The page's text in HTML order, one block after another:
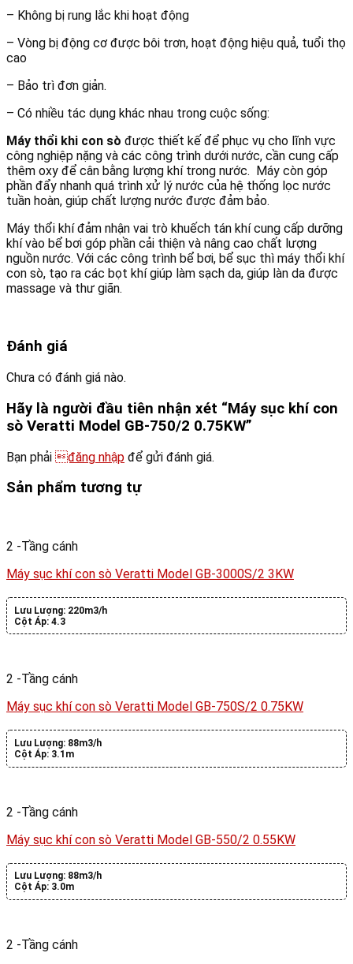
– Không bị rung lắc khi hoạt động
– Vòng bị động cơ được bôi trơn, hoạt động hiệu quả, tuổi thọ
cao
– Bảo trì đơn giản.
– Có nhiều tác dụng khác nhau trong cuộc sống:
Máy thổi khi con sò được thiết kế để phục vụ cho lĩnh vực
công nghiệp nặng và các công trình dưới nước, cần cung cấp
thêm oxy để cân bằng lượng khí trong nước. Máy còn góp
phần đẩy nhanh quá trình xử lý nước của hệ thống lọc nước
tuần hoàn, giúp chất lượng nước được đảm bảo.
Máy thổi khí đảm nhận vai trò khuếch tán khí cung cấp dưỡng
khí vào bể bơi góp phần cải thiện và nâng cao chất lượng
nguồn nước. Với các công trình bể bơi, bể sục thì máy thổi khí
con sò, tạo ra các bọt khí giúp làm sạch da, giúp làn da được
massage và thư giãn.
Đánh giá
Chưa có đánh giá nào.
Hãy là người đầu tiên nhận xét “Máy sục khí con
sò Veratti Model GB-750/2 0.75KW”
Bạn phải đăng nhập để gửi đánh giá.
Sản phẩm tương tự
2 -Tầng cánh
Máy sục khí con sò Veratti Model GB-3000S/2 3KW
Lưu Lượng: 220m3/h
Cột Áp: 4.3
2 -Tầng cánh
Máy sục khí con sò Veratti Model GB-750S/2 0.75KW
Lưu Lượng: 88m3/h
Cột Áp: 3.1m
2 -Tầng cánh
Máy sục khí con sò Veratti Model GB-550/2 0.55KW
Lưu Lượng: 88m3/h
Cột Áp: 3.0m
2 -Tầng cánh